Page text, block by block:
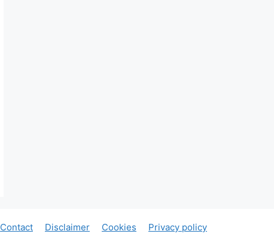
Contact Disclaimer Cookies Privacy policy